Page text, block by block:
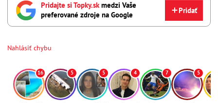
Pridajte si Topky.skmedzi Vaše
preferované zdroje na Google
Pridať
Nahlásiť chybu
16 5 5 4 7 5